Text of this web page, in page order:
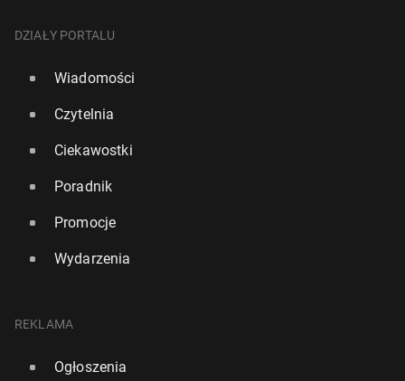
DZIAŁY PORTALU
Wiadomości
Czytelnia
Ciekawostki
Poradnik
Promocje
Wydarzenia
REKLAMA
Ogłoszenia